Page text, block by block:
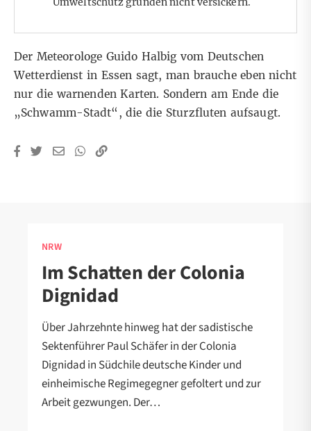
Der Meteorologe Guido Halbig vom Deutschen
Wetterdienst in Essen sagt, man brauche eben nicht
nur die warnenden Karten. Sondern am Ende die
„Schwamm-Stadt“, die die Sturzfluten aufsaugt.
NRW
Im Schatten der Colonia
Dignidad
Über Jahrzehnte hinweg hat der sadistische
Sektenführer Paul Schäfer in der Colonia
Dignidad in Südchile deutsche Kinder und
einheimische Regimegegner gefoltert und zur
Arbeit gezwungen. Der…